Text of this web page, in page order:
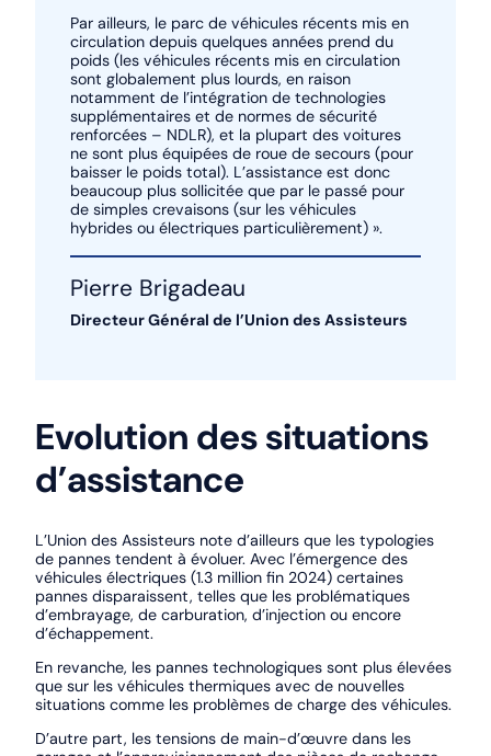
Par ailleurs, le parc de véhicules récents mis en
circulation depuis quelques années prend du
poids (les véhicules récents mis en circulation
sont globalement plus lourds, en raison
notamment de l’intégration de technologies
supplémentaires et de normes de sécurité
renforcées – NDLR), et la plupart des voitures
ne sont plus équipées de roue de secours (pour
baisser le poids total). L’assistance est donc
beaucoup plus sollicitée que par le passé pour
de simples crevaisons (sur les véhicules
hybrides ou électriques particulièrement) ».
Pierre Brigadeau
Directeur Général de l’Union des Assisteurs
Evolution des situations
d’assistance
L’Union des Assisteurs note d’ailleurs que les typologies
de pannes tendent à évoluer. Avec l’émergence des
véhicules électriques (1.3 million fin 2024) certaines
pannes disparaissent, telles que les problématiques
d’embrayage, de carburation, d’injection ou encore
d’échappement.
En revanche, les pannes technologiques sont plus élevées
que sur les véhicules thermiques avec de nouvelles
situations comme les problèmes de charge des véhicules.
D’autre part, les tensions de main-d’œuvre dans les